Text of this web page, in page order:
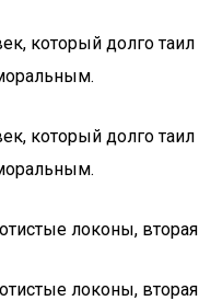
который долго
который долго
локоны,
локоны,